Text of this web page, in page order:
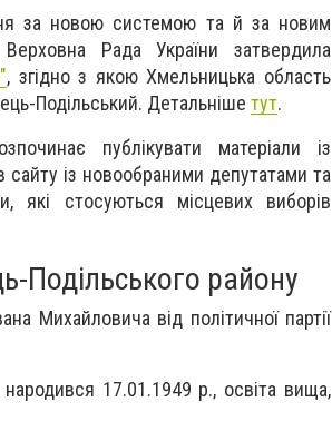
за новою системою та й за новим
Рада України затвердила
, згідно з якою Хмельницька область
Подільський. Детальніше тут.
публікувати матеріали із
сайту із новообраними депутатами та
які стосуються місцевих виборів
Подільського району
Михайловича від політичної партії
17.01.1949 р., освіта вища,